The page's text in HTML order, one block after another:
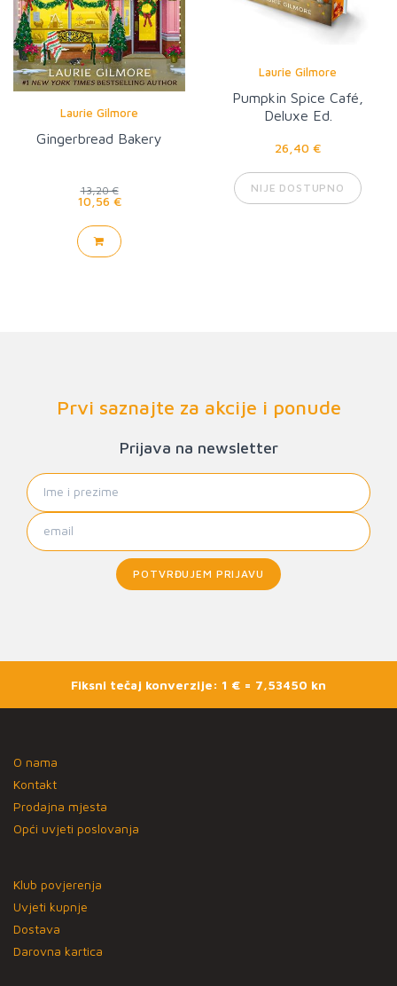
Laurie Gilmore
Gingerbread Bakery
13,20 €
10,56 €
Laurie Gilmore
Pumpkin Spice Café,
Deluxe Ed.
26,40 €
NIJE DOSTUPNO
Prvi saznajte za akcije i ponude
Prijava na newsletter
POTVRĐUJEM PRIJAVU
Fiksni tečaj konverzije: 1 € = 7,53450 kn
O nama
Kontakt
Prodajna mjesta
Opći uvjeti poslovanja
Klub povjerenja
Uvjeti kupnje
Dostava
Darovna kartica